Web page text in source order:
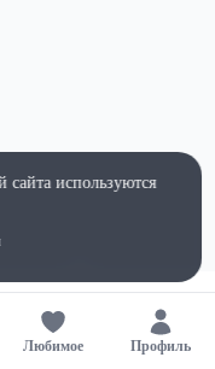
Любимое Профиль
сайта используются